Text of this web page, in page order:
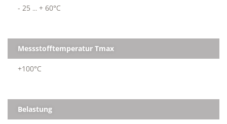
- 25 ... + 60°C
Messstofftemperatur Tmax
+100°C
Belastung